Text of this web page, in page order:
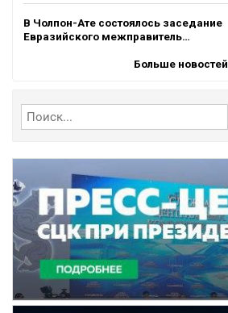
В Чолпон-Ате состоялось заседание
Евразийского межправитель…
Больше новостей